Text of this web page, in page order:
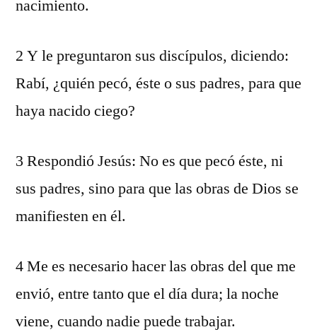
nacimiento.
2 Y le preguntaron sus discípulos, diciendo:
Rabí, ¿quién pecó, éste o sus padres, para que
haya nacido ciego?
3 Respondió Jesús: No es que pecó éste, ni
sus padres, sino para que las obras de Dios se
manifiesten en él.
4 Me es necesario hacer las obras del que me
envió, entre tanto que el día dura; la noche
viene, cuando nadie puede trabajar.